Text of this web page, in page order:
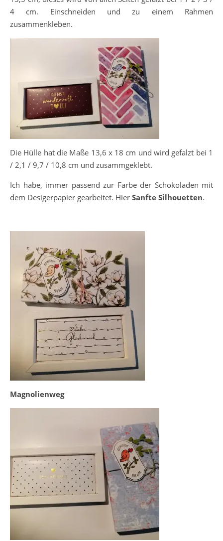
4 cm. Einschneiden und zu einem Rahmen
zusammenkleben.
Die Hülle hat die Maße 13,6 x 18 cm und wird gefalzt bei 1
/ 2,1 / 9,7 / 10,8 cm und zusammgeklebt.
Ich habe, immer passend zur Farbe der Schokoladen mit
dem Desigerpapier gearbeitet. Hier Sanfte Silhouetten.
Magnolienweg